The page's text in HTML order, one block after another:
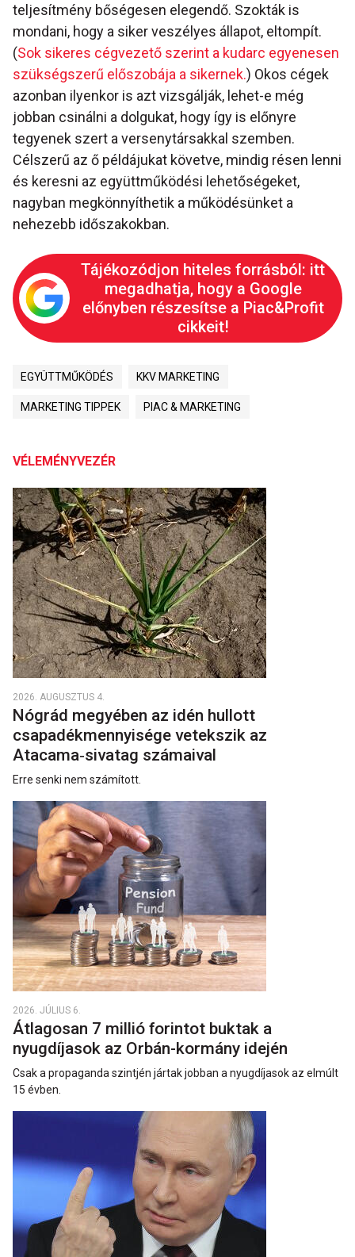
teljesítmény bőségesen elegendő. Szokták is
mondani, hogy a siker veszélyes állapot, eltompít.
(Sok sikeres cégvezető szerint a kudarc egyenesen
szükségszerű előszobája a sikernek.) Okos cégek
azonban ilyenkor is azt vizsgálják, lehet-e még
jobban csinálni a dolgukat, hogy így is előnyre
tegyenek szert a versenytársakkal szemben.
Célszerű az ő példájukat követve, mindig résen lenni
és keresni az együttműködési lehetőségeket,
nagyban megkönnyíthetik a működésünket a
nehezebb időszakokban.
Tájékozódjon hiteles forrásból: itt
megadhatja, hogy a Google
előnyben részesítse a Piac&Profit
cikkeit!
EGYÜTTMŰKÖDÉS KKV MARKETING
MARKETING TIPPEK PIAC & MARKETING
VÉLEMÉNYVEZÉR
2026. AUGUSZTUS 4.
Nógrád megyében az idén hullott
csapadékmennyisége vetekszik az
Atacama‑sivatag számaival
Erre senki nem számított.
2026. JÚLIUS 6.
Átlagosan 7 millió forintot buktak a
nyugdíjasok az Orbán-kormány idején
Csak a propaganda szintjén jártak jobban a nyugdíjasok az elmúlt
15 évben.